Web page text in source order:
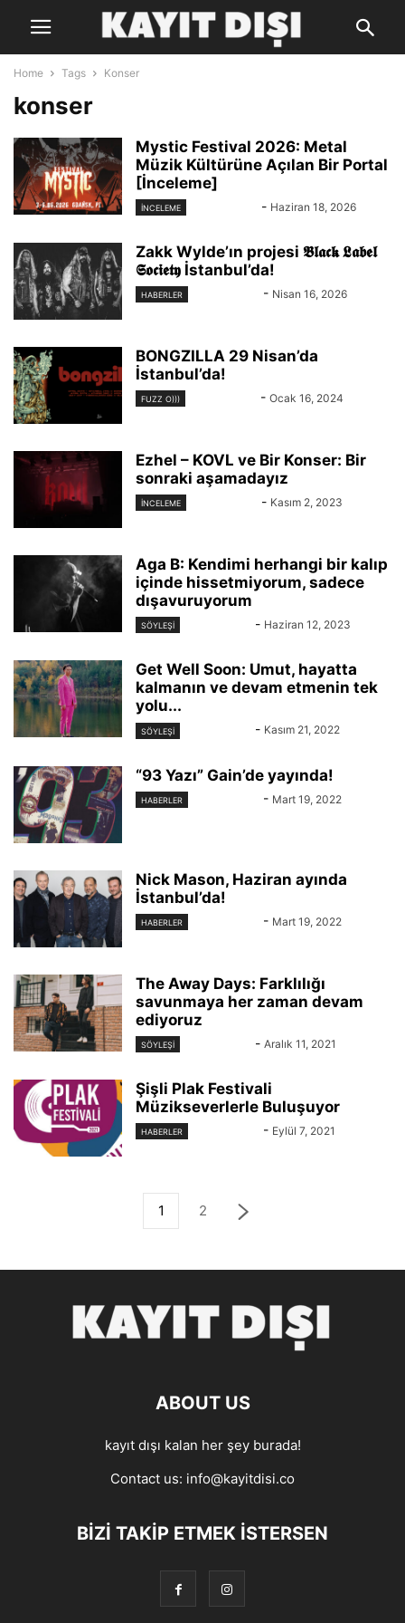
Home Tags Konser
konser
Mystic Festival 2026: Metal
Müzik Kültürüne Açılan Bir Portal
[İnceleme]
İNCELEME - Haziran 18, 2026
Zakk Wylde’ın projesi 𝕭𝖑𝖆𝖈𝖐 𝕷𝖆𝖇𝖊𝖑
𝕾𝖔𝖈𝖎𝖊𝖙𝖞 İstanbul’da!
HABERLER - Nisan 16, 2026
BONGZILLA 29 Nisan’da
İstanbul’da!
FUZZ O))) - Ocak 16, 2024
Ezhel – KOVL ve Bir Konser: Bir
sonraki aşamadayız
İNCELEME - Kasım 2, 2023
Aga B: Kendimi herhangi bir kalıp
içinde hissetmiyorum, sadece
dışavuruyorum
SÖYLEŞİ - Haziran 12, 2023
Get Well Soon: Umut, hayatta
kalmanın ve devam etmenin tek
yolu...
SÖYLEŞİ - Kasım 21, 2022
“93 Yazı” Gain’de yayında!
HABERLER - Mart 19, 2022
Nick Mason, Haziran ayında
İstanbul’da!
HABERLER - Mart 19, 2022
The Away Days: Farklılığı
savunmaya her zaman devam
ediyoruz
SÖYLEŞİ - Aralık 11, 2021
Şişli Plak Festivali
Müzikseverlerle Buluşuyor
HABERLER - Eylül 7, 2021
1 2
ABOUT US
kayıt dışı kalan her şey burada!
Contact us: info@kayitdisi.co
BIZI TAKIP ETMEK İSTERSEN